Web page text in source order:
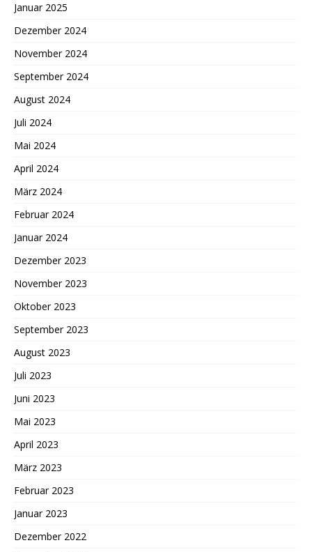
Januar 2025
Dezember 2024
November 2024
September 2024
August 2024
Juli 2024
Mai 2024
April 2024
März 2024
Februar 2024
Januar 2024
Dezember 2023
November 2023
Oktober 2023
September 2023
August 2023
Juli 2023
Juni 2023
Mai 2023
April 2023
März 2023
Februar 2023
Januar 2023
Dezember 2022